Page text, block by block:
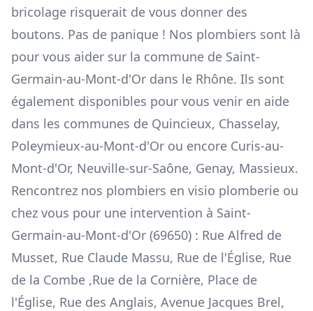
bricolage risquerait de vous donner des
boutons. Pas de panique ! Nos plombiers sont là
pour vous aider sur la commune de Saint-
Germain-au-Mont-d'Or dans le Rhône. Ils sont
également disponibles pour vous venir en aide
dans les communes de Quincieux, Chasselay,
Poleymieux-au-Mont-d'Or ou encore Curis-au-
Mont-d'Or, Neuville-sur-Saône, Genay, Massieux.
Rencontrez nos plombiers en visio plomberie ou
chez vous pour une intervention à Saint-
Germain-au-Mont-d'Or (69650) : Rue Alfred de
Musset, Rue Claude Massu, Rue de l'Église, Rue
de la Combe ,Rue de la Cornière, Place de
l'Église, Rue des Anglais, Avenue Jacques Brel,